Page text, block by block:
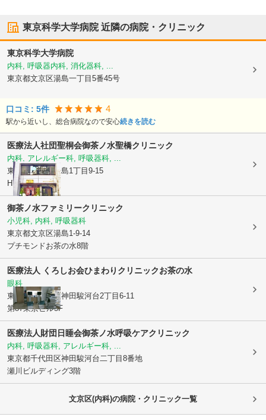
東京科学大学病院近隣の病院・クリニック
東京科学大学病院
内科, 呼吸器内科, 消化器科, ...
東京都文京区湯島一丁目5番45号
口コミ: 5件 4
駅から近いし、総合病院なので安心続きを読む
医療法人社団聖桐会御茶ノ水聖橋クリニック
内科, アレルギー科, 呼吸器科, ...
東京都文京区湯島1丁目9-15
HYビル2F
御茶ノ水ファミリークリニック
小児科, 内科, 呼吸器科
東京都文京区湯島1-9-14
プチモンドお茶の水8階
医療法人 くろしお会ひまわりクリニックお茶の水
眼科
東京都千代田区神田駿河台2丁目6-11
第87東京ビル5F
医療法人財団日睡会御茶ノ水呼吸ケアクリニック
内科, 呼吸器科, アレルギー科, ...
東京都千代田区神田駿河台二丁目8番地
瀬川ビルディング3階
文京区(内科)の病院・クリニック一覧